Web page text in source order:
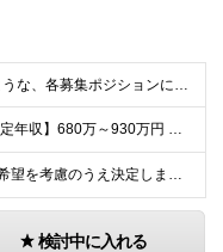
■学歴不問 ■下記のような、各募集ポジションにおいて何らかの知識・経験がある方 ・システムやソフトウェア開発業務、およびそれら開発に対する品質保証業務遂行経験を有すること ・開発プロジェクトに対する監
＜主任の場合＞ 【想定年収】680万～930万円 【月給】44万～61万円（裁量労働手当9万円～12万円を含む） ※前職年収、ご経験・スキルを考慮の上、当社規定により決定いたします。 ※裁量労働制の適
勤務地は、下記より希望を考慮のうえ決定します。 東京都港区（本社ビル） 東京都港区（セレスティン芝三井ビルディング） 東京都府中市（府中事業場） (変更の範囲)上記を除く当社関連勤務地
検討中に入れる